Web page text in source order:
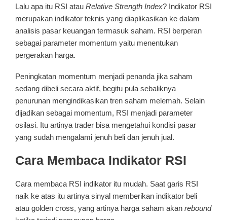
Lalu apa itu RSI atau Relative Strength Index? Indikator RSI
merupakan indikator teknis yang diaplikasikan ke dalam
analisis pasar keuangan termasuk saham. RSI berperan
sebagai parameter momentum yaitu menentukan
pergerakan harga.
Peningkatan momentum menjadi penanda jika saham
sedang dibeli secara aktif, begitu pula sebaliknya
penurunan mengindikasikan tren saham melemah. Selain
dijadikan sebagai momentum, RSI menjadi parameter
osilasi. Itu artinya trader bisa mengetahui kondisi pasar
yang sudah mengalami jenuh beli dan jenuh jual.
Cara Membaca Indikator RSI
Cara membaca RSI indikator itu mudah. Saat garis RSI
naik ke atas itu artinya sinyal memberikan indikator beli
atau golden cross, yang artinya harga saham akan rebound